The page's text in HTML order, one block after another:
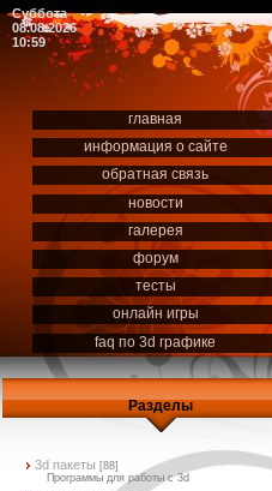
Суббота
08.08.2026
10:59
главная
информация о сайте
обратная связь
новости
галерея
форум
тесты
онлайн игры
faq по 3d графике
Разделы
3d пакеты [88]
Программы для работы с 3d